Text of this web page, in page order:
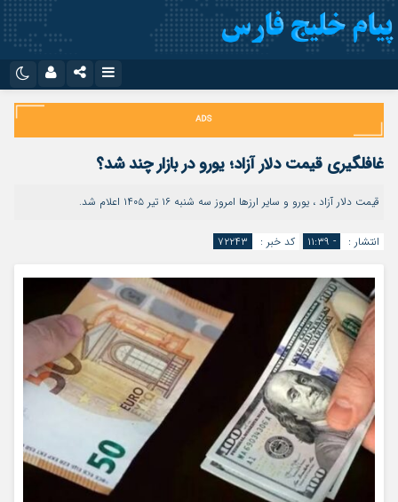
اینستاگرام
تلگرام
سروش
ایتا
آپارات
اپلیکیشن
نام کاربری یا نشانی ایمیل
مرا به خاطر بسپار
غافلگیری قیمت دلار آزاد؛ یورو در بازار چند شد؟
قیمت دلار آزاد ، یورو و سایر ارزها امروز سه شنبه ۱۶ تیر ۱۴۰۵ اعلام شد.
انتشار : - ۱۱:۳۹ کد خبر : ۷۲۲۴۳